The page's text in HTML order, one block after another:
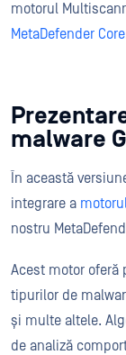
motorul
MetaDefender Core
malware
În această
integrare a
nostru
Acest motor
tipurilor de
și multe altele.
de analiză